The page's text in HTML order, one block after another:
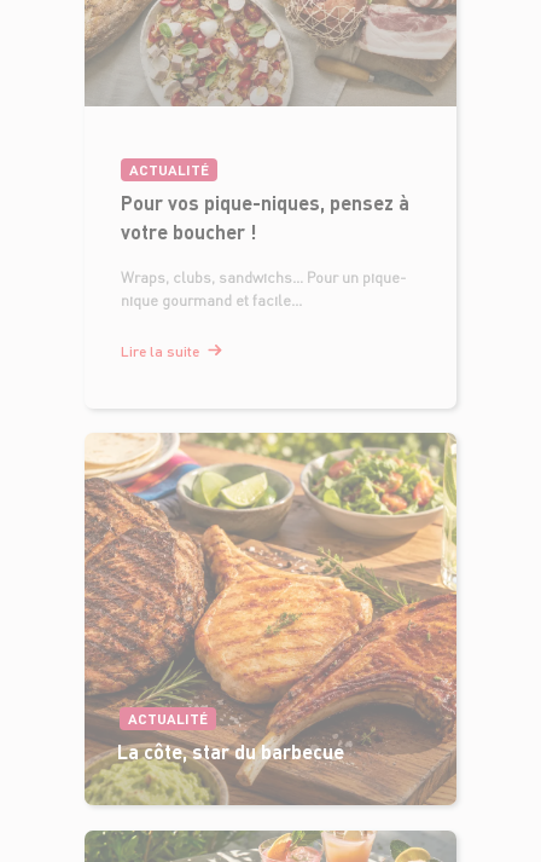
ACTUALITÉ
Pour vos pique-niques, pensez à
votre boucher !
Wraps, clubs, sandwichs… Pour un pique-
nique gourmand et facile...
Lire la suite
ACTUALITÉ
La côte, star du barbecue